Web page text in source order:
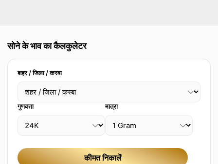
सोने के भाव का कैलकुलेटर
शहर / जिला / कस्बा
गुणवत्ता मात्रा
कीमत निकालें